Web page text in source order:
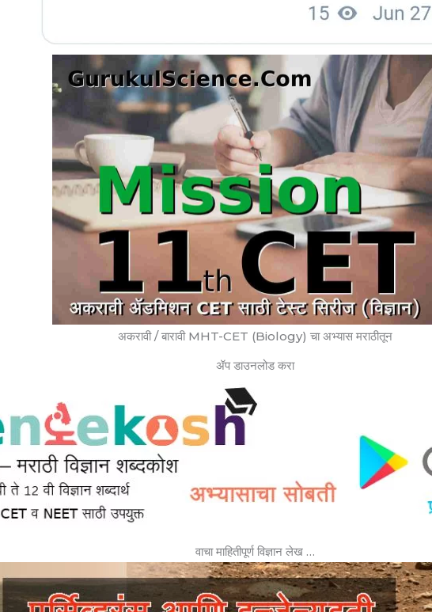
अकरावी / बारावी MHT-CET (Biology) चा अभ्यास मराठीतून
ॲप डाउनलोड करा
वाचा माहितीपूर्ण विज्ञान लेख …